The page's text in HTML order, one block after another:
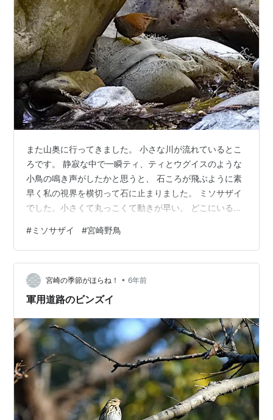
また山奥に行ってきました。 小さな川が流れているとこ
ろです。 静寂な中で一瞬ティ、ティとウグイスのような
小鳥の鳴き声がしたかと思うと、 石ころが飛ぶように素
早く私の視界を横切って石に止まりました。 ミソサザイ
でした。小さくて丸っこくて動きが早い。 どこにいるか
う間にどこかに行ってしまいました。 ミソサザイのいる
小川。 水。水の光。わずかに揺れる水面。 静寂そのも
の。水の流れる音もしません。 とってもきれいな水で
す。 魚がいるかと思ってしばらく水の中を見ていました
が、動きがありませんでした。 魚はお昼寝中？
#ミソサザイ #宮崎野鳥
宮崎の季節がほらね！ • 6年前
軍用道路のビンズイ